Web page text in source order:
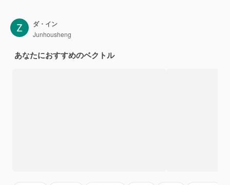
ダ・イン
Junhousheng
あなたにおすすめのベクトル